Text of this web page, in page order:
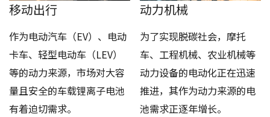
移动出行
作为电动汽车（EV）、电动
卡车、轻型电动车（LEV）
等的动力来源，市场对大容
量且安全的车载锂离子电池
有着迫切需求。
动力机械
为了实现脱碳社会，摩托
车、工程机械、农业机械等
动力设备的电动化正在迅速
推进，其作为动力来源的电
池需求正逐年增长。